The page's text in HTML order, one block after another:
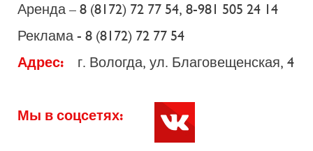
Аренда – 8 (8172) 72 77 54, 8-981 505 24 14
Реклама - 8 (8172) 72 77 54
Адрес:
г. Вологда, ул. Благовещенская, 4
Мы в соцсетях: